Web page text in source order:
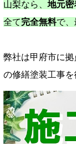
山梨なら、地元
全て完全無料で、
弊社は甲府市に
の修繕塗装工事を